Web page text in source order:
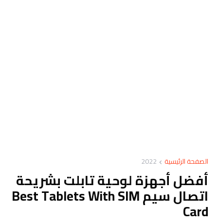
الصفحة الرئيسية 2022
أفضل أجهزة لوحية تابلت بشريحة
اتصال سيم Best Tablets With SIM
Card